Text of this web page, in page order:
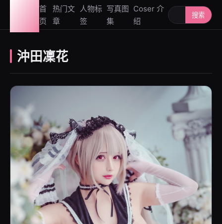
首
页
热门文
章
人物标
签
写真图
集
Coser 介
绍
搜索人物或写
搜索
沖田凜花